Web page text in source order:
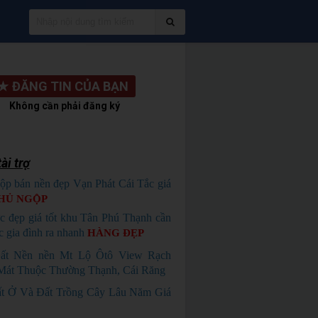
ĐĂNG TIN CỦA BẠN
Không cần phải đăng ký
trợ
bán nền đẹp Vạn Phát Cái Tắc giá
NGỘP
đẹp giá tốt khu Tân Phú Thạnh cần
gia đình ra nhanh HÀNG ĐẸP
Nền nền Mt Lộ Ôtô View Rạch
Thuộc Thường Thạnh, Cái Răng
Ở Và Đất Trồng Cây Lâu Năm Giá